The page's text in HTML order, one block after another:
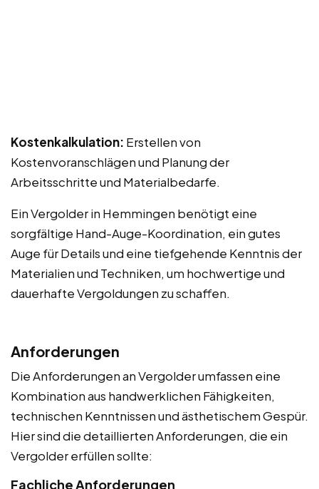
Kostenkalkulation: Erstellen von
Kostenvoranschlägen und Planung der
Arbeitsschritte und Materialbedarfe.
Ein Vergolder in Hemmingen benötigt eine
sorgfältige Hand-Auge-Koordination, ein gutes
Auge für Details und eine tiefgehende Kenntnis der
Materialien und Techniken, um hochwertige und
dauerhafte Vergoldungen zu schaffen.
Anforderungen
Die Anforderungen an Vergolder umfassen eine
Kombination aus handwerklichen Fähigkeiten,
technischen Kenntnissen und ästhetischem Gespür.
Hier sind die detaillierten Anforderungen, die ein
Vergolder erfüllen sollte:
Fachliche Anforderungen